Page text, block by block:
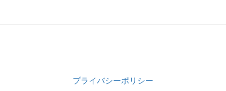
プライバシーポリシー